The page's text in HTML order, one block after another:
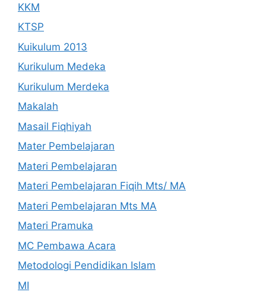
KKM
KTSP
Kuikulum 2013
Kurikulum Medeka
Kurikulum Merdeka
Makalah
Masail Fiqhiyah
Mater Pembelajaran
Materi Pembelajaran
Materi Pembelajaran Fiqih Mts/ MA
Materi Pembelajaran Mts MA
Materi Pramuka
MC Pembawa Acara
Metodologi Pendidikan Islam
MI